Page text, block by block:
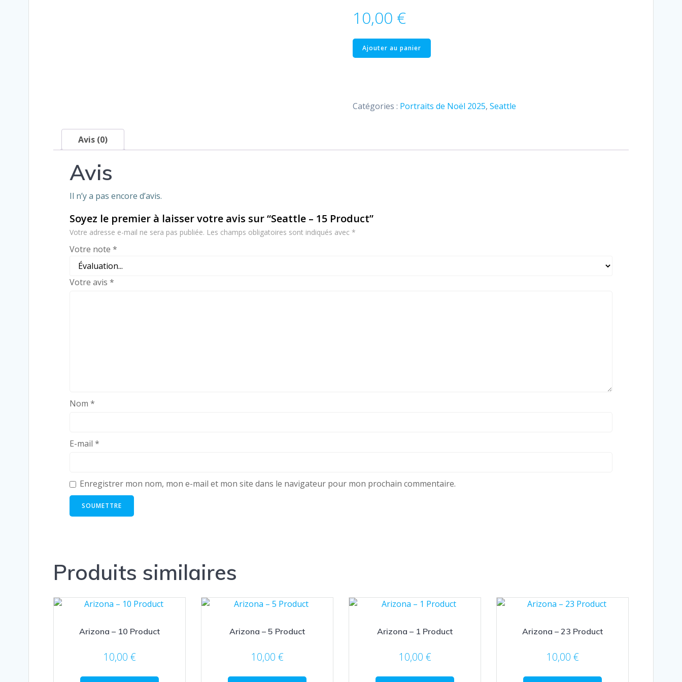
10,00 €
quantité
de
Product
Ajouter au panier
Catégories : Portraits de Noël 2025, Seattle
Avis (0)
Avis
Il n’y a pas encore d’avis.
Soyez le premier à laisser votre avis sur “Seattle – 15 Product”
Votre adresse e-mail ne sera pas publiée. Les champs obligatoires sont indiqués avec *
Votre note *
Votre avis *
Nom *
E-mail *
Enregistrer mon nom, mon e-mail et mon site dans le navigateur pour mon prochain commentaire.
Produits similaires
Arizona – 10 Product
10,00 €
Arizona – 5 Product
10,00 €
Arizona – 1 Product
10,00 €
Arizona – 23 Product
10,00 €